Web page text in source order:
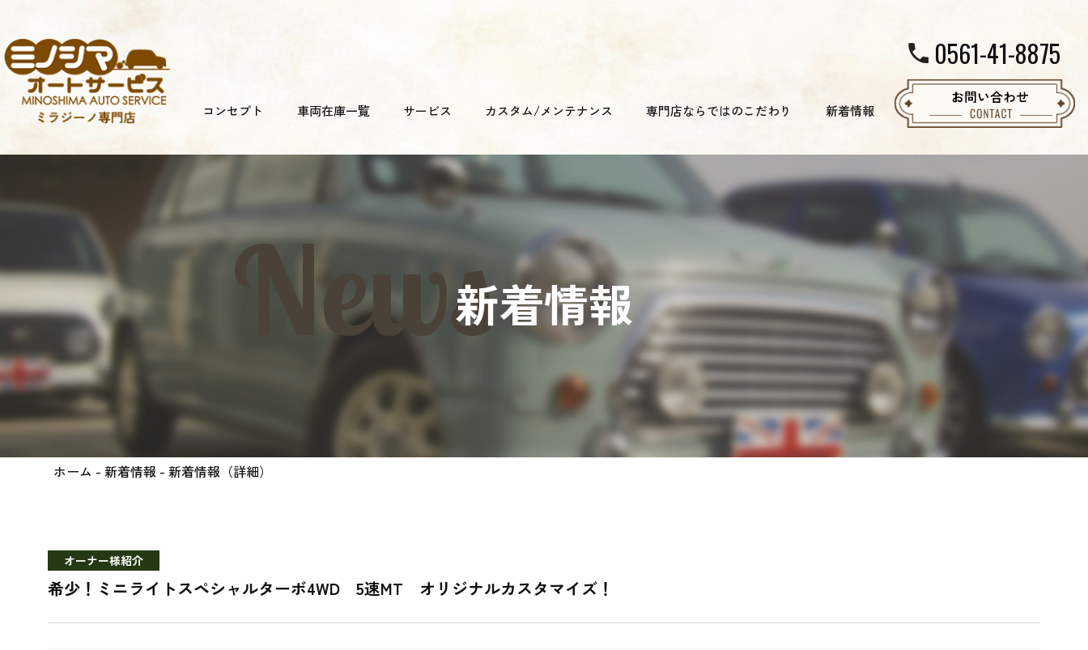
コンセプト 車両在庫一覧 サービス カスタム/メンテナンス 専門店ならではのこだわり 新着情報
0561-41-8875
新着情報
ホーム - 新着情報- 新着情報（詳細）
オーナー様紹介
希少！ミニライトスペシャルターボ4WD 5速MT オリジナルカスタマイズ！